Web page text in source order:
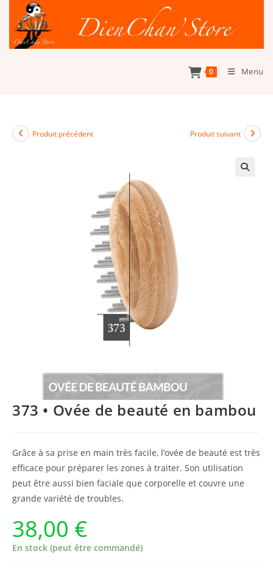
content
0 Menu
Produit précédent Produit suivant
373 • Ovée de beauté en bambou
Grâce à sa prise en main très facile, l’ovée de beauté est très
efficace pour préparer les zones à traiter. Son utilisation
peut être aussi bien faciale que corporelle et couvre une
grande variété de troubles.
38,00 €
En stock (peut être commandé)